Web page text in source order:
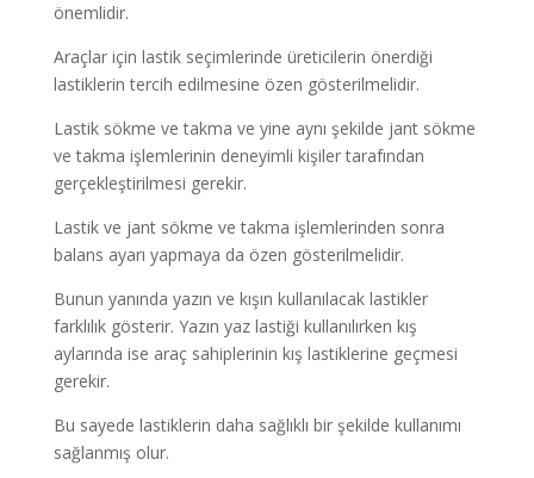
önemlidir.
Araçlar için lastik seçimlerinde üreticilerin önerdiği
lastiklerin tercih edilmesine özen gösterilmelidir.
Lastik sökme ve takma ve yine aynı şekilde jant sökme
ve takma işlemlerinin deneyimli kişiler tarafından
gerçekleştirilmesi gerekir.
Lastik ve jant sökme ve takma işlemlerinden sonra
balans ayarı yapmaya da özen gösterilmelidir.
Bunun yanında yazın ve kışın kullanılacak lastikler
farklılık gösterir. Yazın yaz lastiği kullanılırken kış
aylarında ise araç sahiplerinin kış lastiklerine geçmesi
gerekir.
Bu sayede lastiklerin daha sağlıklı bir şekilde kullanımı
sağlanmış olur.